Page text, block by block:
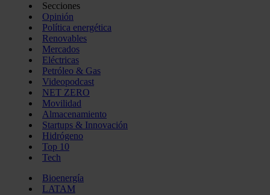
Secciones
Opinión
Política energética
Renovables
Mercados
Eléctricas
Petróleo & Gas
Videopodcast
NET ZERO
Movilidad
Almacenamiento
Startups & Innovación
Hidrógeno
Top 10
Tech
Bioenergía
LATAM